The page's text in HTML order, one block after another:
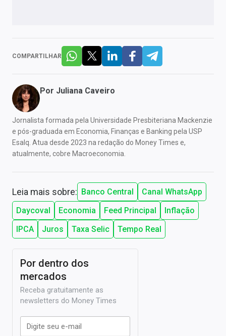
COMPARTILHAR
Por Juliana Caveiro
Jornalista formada pela Universidade Presbiteriana Mackenzie
e pós-graduada em Economia, Finanças e Banking pela USP
Esalq. Atua desde 2023 na redação do Money Times e,
atualmente, cobre Macroeconomia.
Leia mais sobre: Banco Central
Canal WhatsApp
Daycoval
Economia Feed Principal
Inflação
IPCA
Juros Taxa Selic Tempo Real
Por dentro dos
mercados
Receba gratuitamente as
newsletters do Money Times